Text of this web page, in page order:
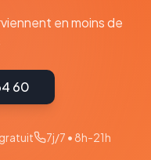
en moins de
60
7j/7 • 8h-21h